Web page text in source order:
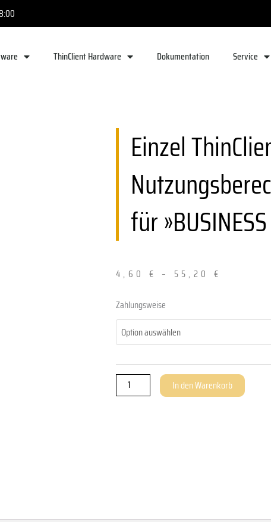
ThinClient Hardware Dokumentation Service
Einzel
für
4,60 € – 55,20€
Zahlungsweise
Einzel
ThinClient
Nutzungsberechtigung
für
»BUSINESS
50
PRO«
In den Warenkorb